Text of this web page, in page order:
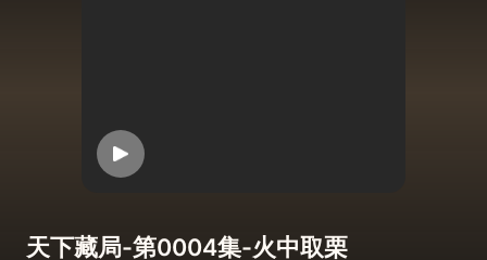
天下藏局-第0004集-火中取栗